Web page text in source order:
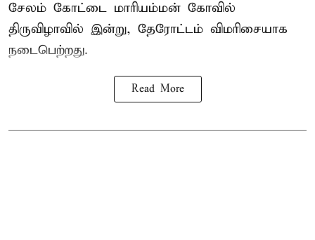
சேலம் கோட்டை மாரியம்மன் கோவில்
திருவிழாவில் இன்று, தேரோட்டம் விமரிசையாக
நடைபெற்றது.
Read More